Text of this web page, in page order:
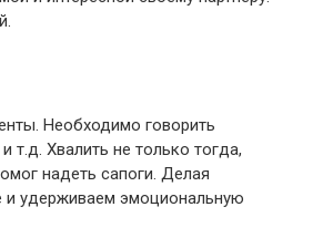
Необходимо говорить
Хвалить не только тогда,
надеть сапоги. Делая
и удерживаем эмоциональную